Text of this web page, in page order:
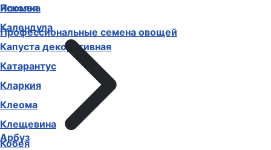
Ипомея
Календула
Капуста декоративная
Катарантус
Кларкия
Клеома
Клещевина
Кобея
Ясколка
Профессиональные семена овощей
Арбуз